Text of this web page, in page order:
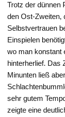
Trotz der dünnen
den Ost-Zweiten,
Selbstvertrauen
Einspielen
wo man konstant
hinterherlief. Das
Minunten ließ
sehr gutem
zeigte eine